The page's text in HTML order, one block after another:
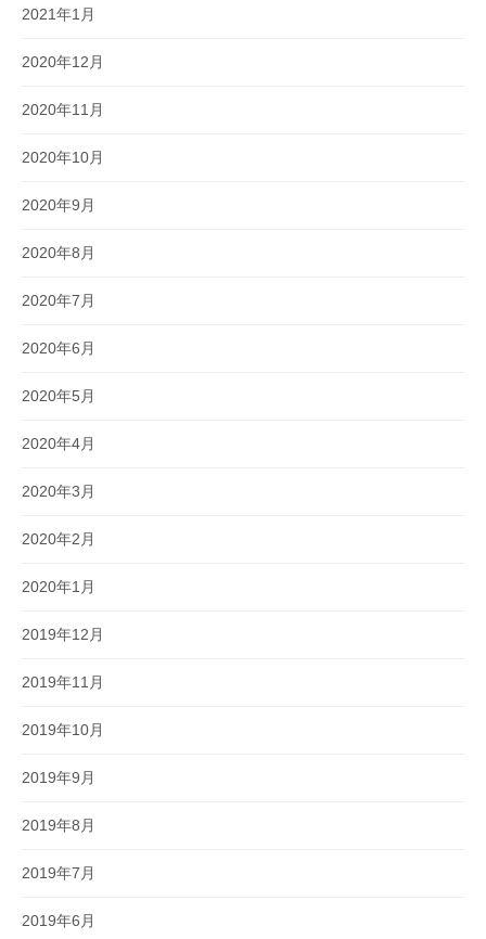
2021年1月
2020年12月
2020年11月
2020年10月
2020年9月
2020年8月
2020年7月
2020年6月
2020年5月
2020年4月
2020年3月
2020年2月
2020年1月
2019年12月
2019年11月
2019年10月
2019年9月
2019年8月
2019年7月
2019年6月